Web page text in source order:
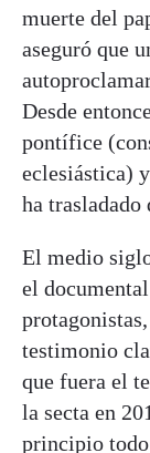
muerte del
aseguró que
Desde
pontífice
eclesiástica)
ha
El medio
el
testimonio
que fuera el
la secta en
principio